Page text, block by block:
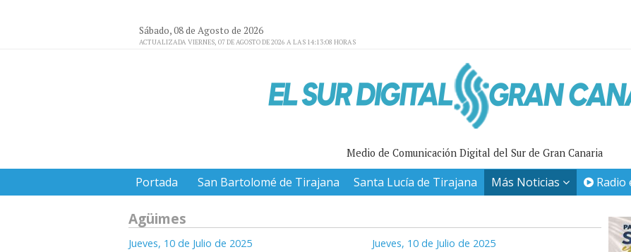
Sábado, 08 de Agosto de 2026
ACTUALIZADA VIERNES, 07 DE AGOSTO DE 2026 A LAS 14:13:08 HORAS
Medio de Comunicación Digital del Sur de Gran Canaria
Portada San Bartolomé de Tirajana Santa Lucía de Tirajana Más Noticias Radio
Agüimes
Jueves, 10 de Julio de 2025 Jueves, 10 de Julio de 2025